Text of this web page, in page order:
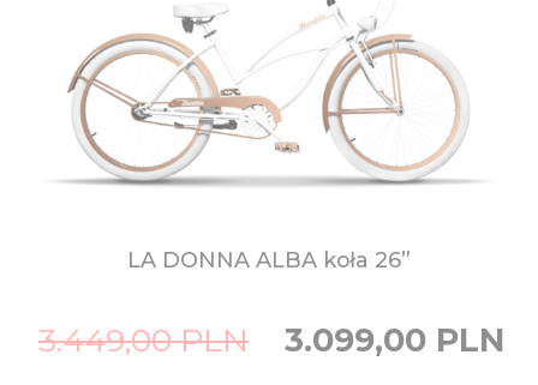
LA DONNA ALBA koła 26”
3.449,00PLN
Original
price
3.099,00PLN